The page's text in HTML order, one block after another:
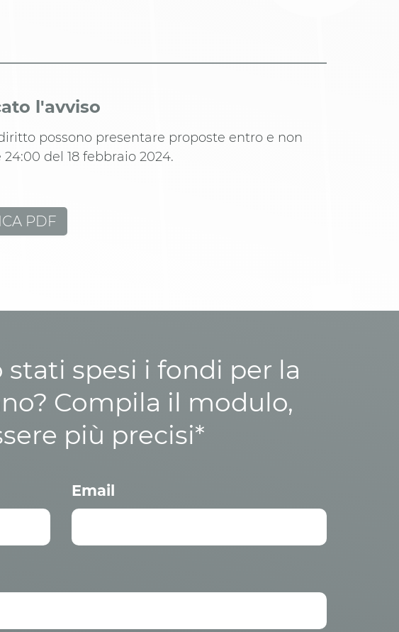
l'avviso
possono presentare proposte entro e non
del 18 febbraio 2024.
PDF
spesi i fondi per la
Compila il modulo,
più precisi*
Email